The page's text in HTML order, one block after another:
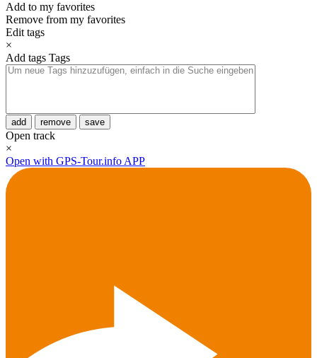
Add to my favorites
Remove from my favorites
Edit tags
×
Add tags Tags
add remove save
Open track
×
Open with GPS-Tour.info APP